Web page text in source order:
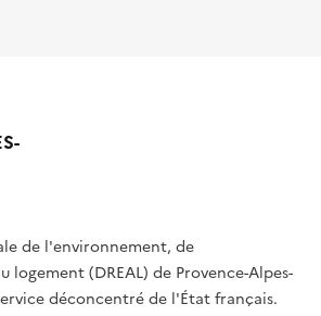
de l'environnement, de
logement (DREAL) de Provence-Alpes-
déconcentré de l'État français.